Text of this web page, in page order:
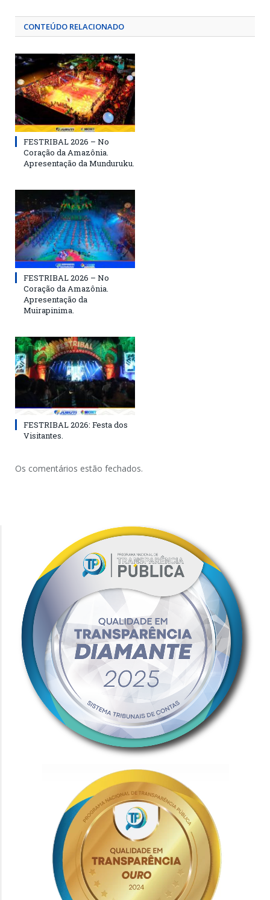
CONTEÚDO RELACIONADO
FESTRIBAL 2026 – No
Coração da Amazônia.
Apresentação da Munduruku.
FESTRIBAL 2026 – No
Coração da Amazônia.
Apresentação da
Muirapinima.
FESTRIBAL 2026: Festa dos
Visitantes.
Os comentários estão fechados.